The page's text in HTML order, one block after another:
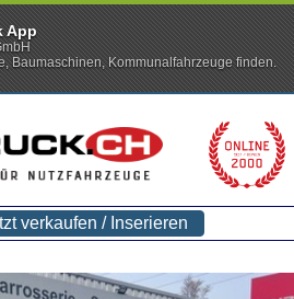
verkaufen / Inserieren
App
Baumaschinen, Kommunalfahrzeuge finden.